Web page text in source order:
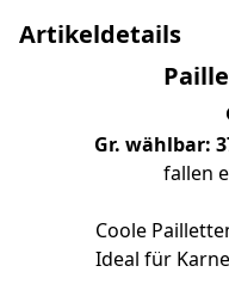
Artikeldetails
Gr. wählbar:
fallen
Coole
Ideal für